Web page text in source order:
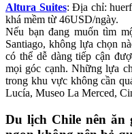
Altura Suites: Địa chỉ:
khá mềm từ 46USD/ngày.
Nếu bạn đang muốn tìm
Santiago, không lựa chọn
có thể dễ dàng tiếp cận
mọi góc cạnh. Những lựa
trong khu vực không cần
Lucía, Museo La Merced,
Du lịch Chile nên ăn